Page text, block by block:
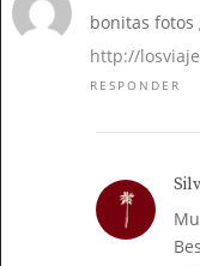
bonitas fotos
http://
RESPONDER